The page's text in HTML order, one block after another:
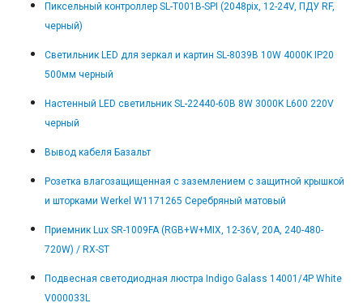
Пиксельный контроллер SL-T001B-SPI (2048pix, 12-24V, ПДУ RF,
черный)
Светильник LED для зеркал и картин SL-8039B 10W 4000K IP20
500мм черный
Настенный LED светильник SL-22440-60B 8W 3000K L600 220V
черный
Вывод кабеля Базальт
Розетка влагозащищенная с заземлением с защитной крышкой
и шторками Werkel W1171265 Серебряный матовый
Приемник Lux SR-1009FA (RGB+W+MIX, 12-36V, 20A, 240-480-
720W) / RX-ST
Подвесная светодиодная люстра Indigo Galass 14001/4P White
V000033L